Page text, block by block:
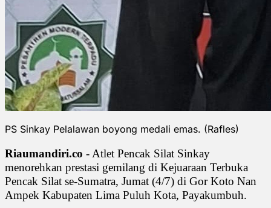
PS Sinkay Pelalawan boyong medali emas. (Rafles)
Riaumandiri.co - Atlet Pencak Silat Sinkay
menorehkan prestasi gemilang di Kejuaraan Terbuka
Pencak Silat se-Sumatra, Jumat (4/7) di Gor Koto Nan
Ampek Kabupaten Lima Puluh Kota, Payakumbuh.